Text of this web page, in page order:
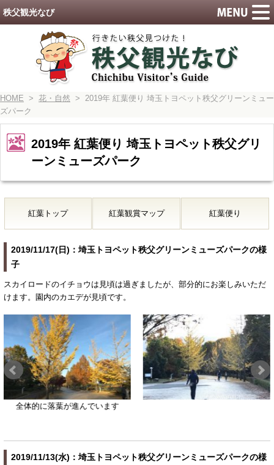
HOME > 花・自然 > 2019年 紅葉便り 埼玉トヨペット秩父グリーンミュー
ズパーク
2019年 紅葉便り 埼玉トヨペット秩父グリ
ーンミューズパーク
紅葉トップ 紅葉観賞マップ 紅葉便り
2019/11/17(日)：埼玉トヨペット秩父グリーンミューズパークの様
子
スカイロードのイチョウは見頃は過ぎましたが、部分的にお楽しみいただ
けます。園内のカエデが見頃です。
全体的に落葉が進んでいます
2019/11/13(水)：埼玉トヨペット秩父グリーンミューズパークの様
秩父観光なび